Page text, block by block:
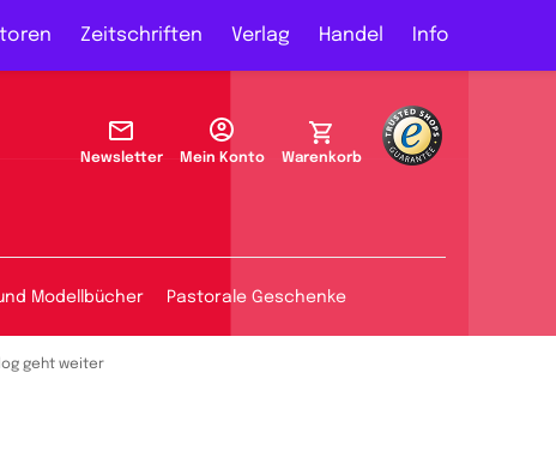
Zeitschriften Verlag Handel Info
Newsletter Mein Konto Warenkorb
Modellbücher Pastorale Geschenke
geht weiter